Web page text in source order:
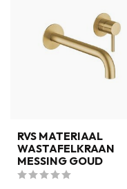
RVS MATERIAAL
WASTAFELKRAAN
MESSING GOUD